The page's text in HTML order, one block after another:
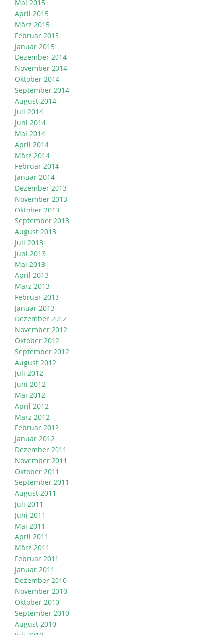
Mai 2015
April 2015
März 2015
Februar 2015
Januar 2015
Dezember 2014
November 2014
Oktober 2014
September 2014
August 2014
Juli 2014
Juni 2014
Mai 2014
April 2014
März 2014
Februar 2014
Januar 2014
Dezember 2013
November 2013
Oktober 2013
September 2013
August 2013
Juli 2013
Juni 2013
Mai 2013
April 2013
März 2013
Februar 2013
Januar 2013
Dezember 2012
November 2012
Oktober 2012
September 2012
August 2012
Juli 2012
Juni 2012
Mai 2012
April 2012
März 2012
Februar 2012
Januar 2012
Dezember 2011
November 2011
Oktober 2011
September 2011
August 2011
Juli 2011
Juni 2011
Mai 2011
April 2011
März 2011
Februar 2011
Januar 2011
Dezember 2010
November 2010
Oktober 2010
September 2010
August 2010